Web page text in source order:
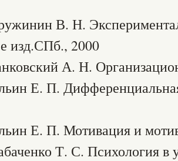
В. Н.
изд.СПб., 2000
А. Н.
Е. П.
Е. П. Мотивация и
Т. С. Психология в